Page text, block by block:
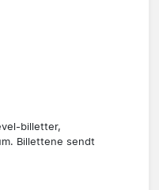
billetter,
Billettene sendt